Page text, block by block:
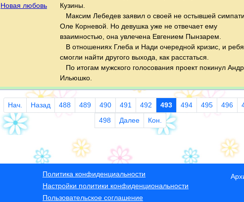
Новая любовь
Кузины.
Максим Лебедев заявил о своей не остывшей
Оле Корневой. Но девушка уже не отвечает ему
взаимностью, она увлечена Евгением Пынзарем.
В отношениях Глеба и Нади очередной кризис, и
смогли найти другого выхода, как расстаться.
По итогам мужского голосования проект покинул
Ильюшко.
Нач. Назад 488 489 490 491 492 493 494 495 496
498
Далее Кон.
Политика конфиденциальности
Настройки политики конфиденциональности
Пользовательское соглашение